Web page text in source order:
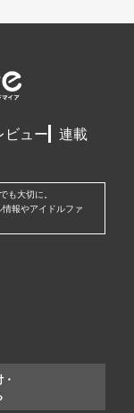
ビュー 連載
も大切に。
報やアイドルファ